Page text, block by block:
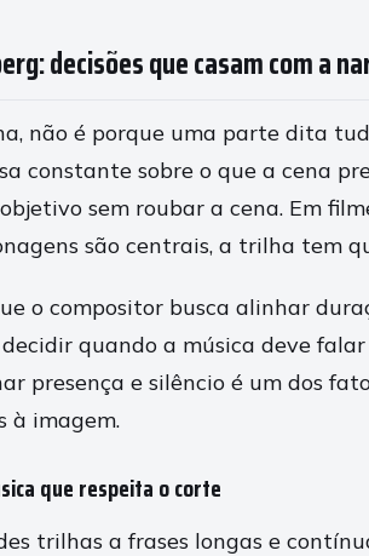
decisões que casam com a
não é porque uma parte dita
constante sobre o que a cena
sem roubar a cena. Em
são centrais, a trilha tem
o compositor busca alinhar
quando a música deve
presença e silêncio é um dos
à imagem.
que respeita o corte
trilhas a frases longas e